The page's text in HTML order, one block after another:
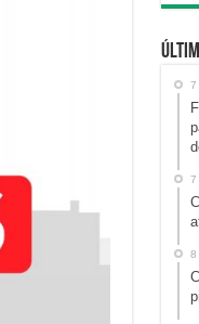
7
7
8